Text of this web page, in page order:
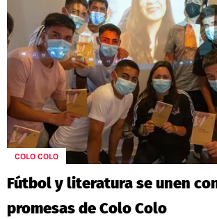
COLO COLO
Fútbol y literatura se unen
promesas de Colo Colo